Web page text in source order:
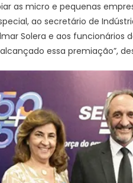
as micro e pequenas
ao secretário de
Solera e aos funcionários
essa premiação”,